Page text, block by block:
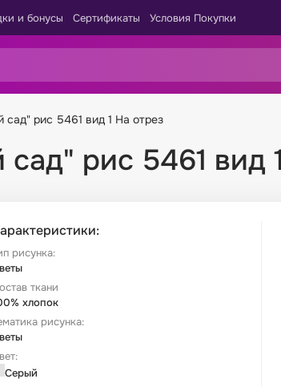
и бонусы Сертификаты Условия Покупки
рис 5461 вид 1 На отрез
рис 5461 вид
рисунка:
ткани
хлопок
рисунка:
Серый